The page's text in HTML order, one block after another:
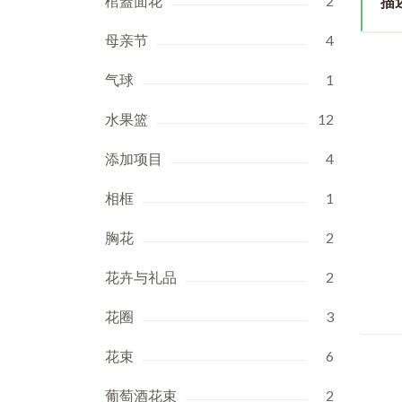
母亲节 4
气球 1
水果篮 12
添加项目 4
相框 1
胸花 2
花卉与礼品 2
花圈 3
花束 6
葡萄酒花束 2